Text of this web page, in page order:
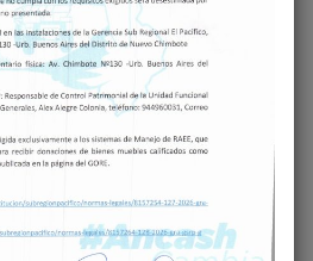
electrónico no será
obligatorios están